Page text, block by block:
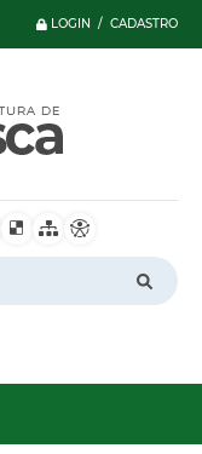
LOGIN / CADASTRO